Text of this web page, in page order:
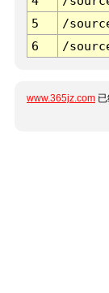
5
/
6
/
www.365jz.com